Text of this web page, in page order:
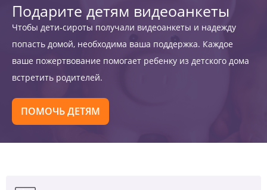
Подарите детям видеоанкеты
Чтобы дети-сироты получали видеоанкеты и надежду
попасть домой, необходима ваша поддержка. Каждое
ваше пожертвование помогает ребенку из детского дома
встретить родителей.
ПОМОЧЬ ДЕТЯМ